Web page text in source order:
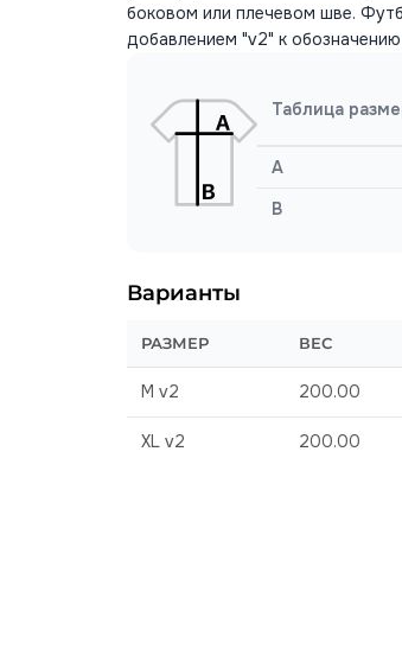
боковом или плечевом шве.
добавлением "v2" к
Таблица
A
B
Варианты
РАЗМЕР ВЕС
M v2 200.00
XL v2 200.00